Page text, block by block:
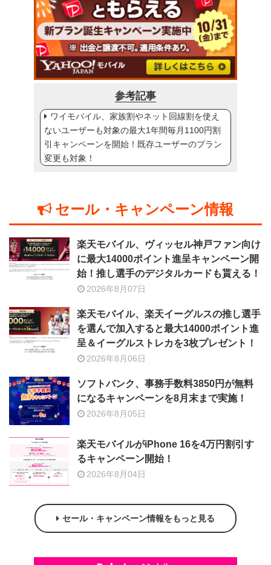
参考記事
ワイモバイル、家族割やネット回線割を使え
ないユーザーも対象の最大1年間毎月1100円割
引キャンペーンを開始！既存ユーザーのプラン
変更も対象！
セール・キャンペーン情報
楽天モバイル、ヴィッセル神戸ファン向け
に最大14000ポイント進呈キャンペーン開
始！推し選手のデジタルカードも貰える！
2026年8月07日
楽天モバイル、楽天イーグルスの推し選手
を選んで加入すると最大14000ポイント進
呈＆イーグルストレカを3枚プレゼント！
2026年8月06日
ソフトバンク、事務手数料3850円が無料
になるキャンペーンを8月末まで実施！
2026年8月05日
楽天モバイルがiPhone 16を4万円割引す
るキャンペーン開始！
2026年8月04日
セール・キャンペーン情報をもっと見る